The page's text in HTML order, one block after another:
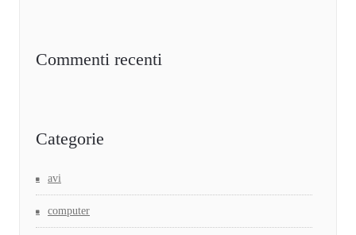
Commenti recenti
Categorie
avi
computer